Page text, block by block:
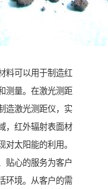
料可以用于制造红
测量。在激光测距
造激光测距仪，实
，红外辐射表面材
太阳能的利用。
贴心的服务为客户
环境。从客户的需